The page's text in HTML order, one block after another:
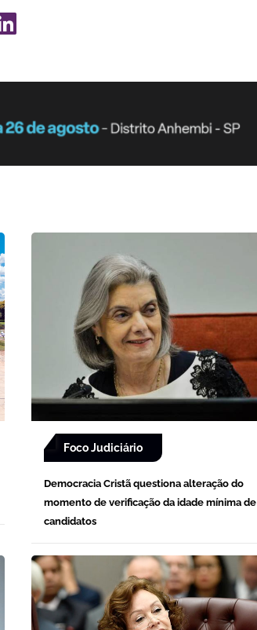
Foco Judiciário
Democracia Cristã questiona alteração do
momento de verificação da idade mínima de
candidatos